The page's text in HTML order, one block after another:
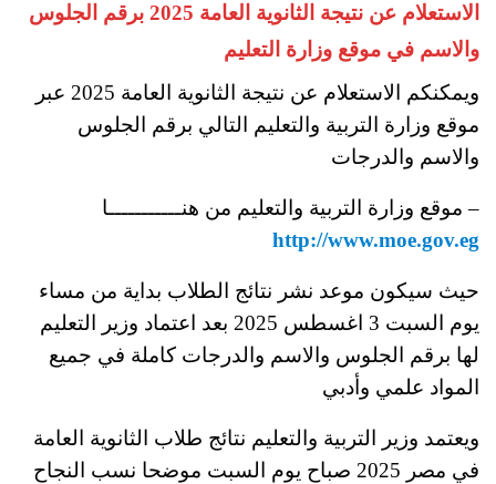
الاستعلام عن نتيجة الثانوية العامة 2025 برقم الجلوس
والاسم في موقع وزارة التعليم
ويمكنكم الاستعلام عن نتيجة الثانوية العامة 2025 عبر
موقع وزارة التربية والتعليم التالي برقم الجلوس
والاسم والدرجات
– موقع وزارة التربية والتعليم من هنـــــــــــا
http://www.moe.gov.eg
حيث سيكون موعد نشر نتائج الطلاب بداية من مساء
يوم السبت 3 اغسطس 2025 بعد اعتماد وزير التعليم
لها برقم الجلوس والاسم والدرجات كاملة في جميع
المواد علمي وأدبي
ويعتمد وزير التربية والتعليم نتائج طلاب الثانوية العامة
في مصر 2025 صباح يوم السبت موضحا نسب النجاح